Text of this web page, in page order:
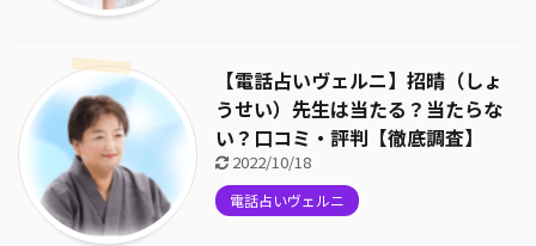
【電話占いヴェルニ】招晴（しょ
うせい）先生は当たる？当たらな
い？口コミ・評判【徹底調査】
2022/10/18
電話占いヴェルニ